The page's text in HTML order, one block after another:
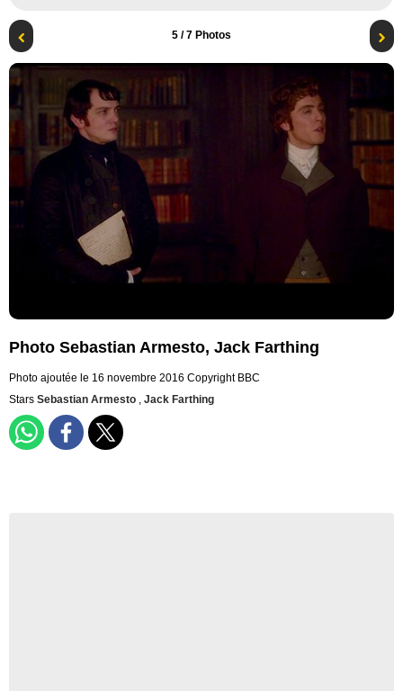
5 / 7 Photos
Photo Sebastian Armesto, Jack Farthing
Photo ajoutée le 16 novembre 2016 Copyright BBC
Stars Sebastian Armesto , Jack Farthing